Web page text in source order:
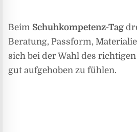
Beim Schuhkompetenz-Tag
Beratung, Passform,
sich bei der Wahl des
gut aufgehoben zu fühlen.